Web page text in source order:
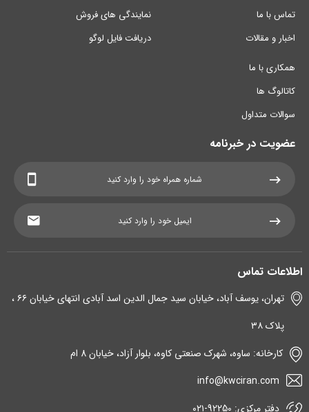
تماس با ما
اخبار و مقالات
نمایندگی های فروش
دریافت فایل لوگو
همکاری با ما
کاتالوگ ها
سوالات متداول
عضویت در خبرنامه
اطلاعات تماس
تهران، یوسف آباد، خیابان سید جمال الدین اسد آبادی انتهای خیابان ۶۶ ،
پلاک ۳۸
کارخانه: ساوه، شهرک صنعتی کاوه، بلوار آزاد، خیابان 8 ام
info@kwciran.com
دفتر مرکزی: 92250-۰۲۱